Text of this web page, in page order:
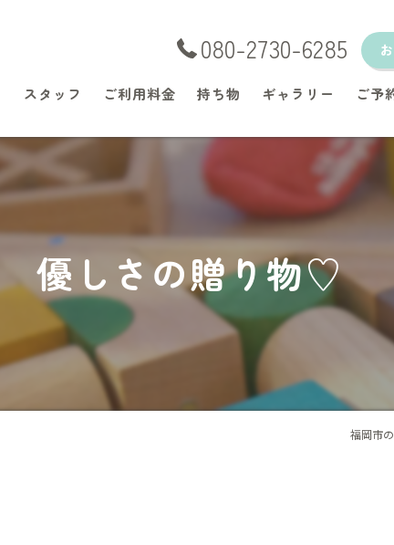
080-2730-6285
スタッフ ご利用料金 持ち物 ギャラリー ご予
優しさの贈り物♡
福岡市